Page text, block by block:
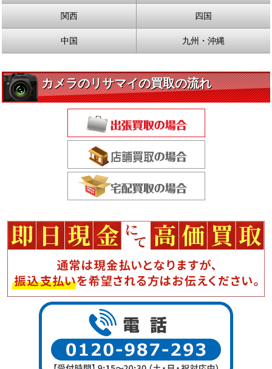
関西 四国
中国 九州・沖縄